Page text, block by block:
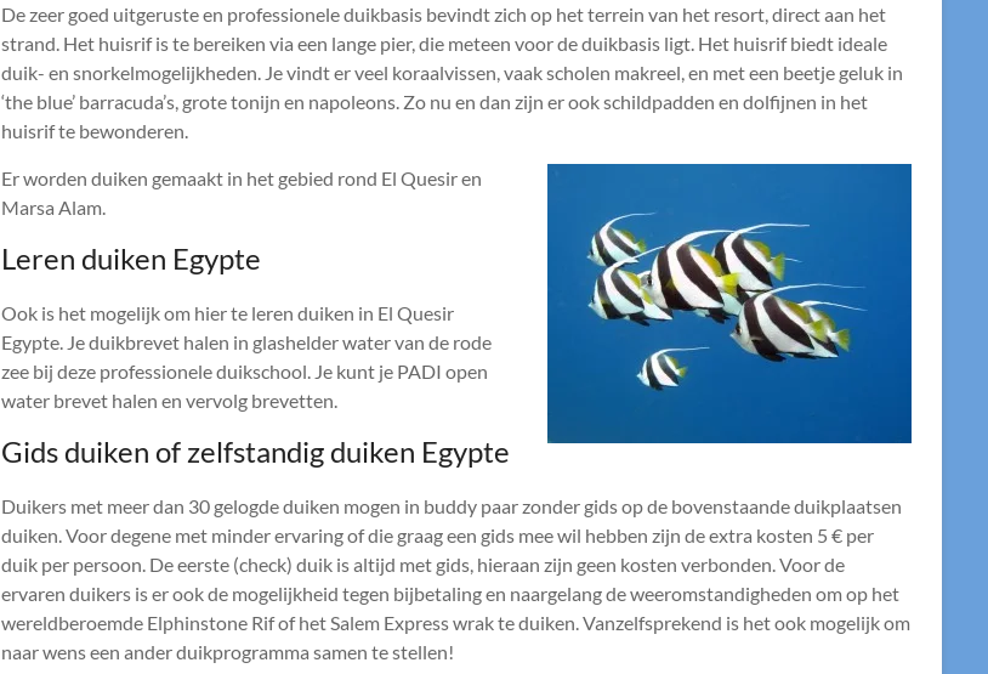
De zeer goed uitgeruste en professionele duikbasis bevindt zich op het terrein van het resort, direct aan het
strand. Het huisrif is te bereiken via een lange pier, die meteen voor de duikbasis ligt. Het huisrif biedt ideale
duik- en snorkelmogelijkheden. Je vindt er veel koraalvissen, vaak scholen makreel, en met een beetje geluk in
‘the blue’ barracuda’s, grote tonijn en napoleons. Zo nu en dan zijn er ook schildpadden en dolfijnen in het
huisrif te bewonderen.
Er worden duiken gemaakt in het gebied rond El Quesir en
Marsa Alam.
Leren duiken Egypte
Ook is het mogelijk om hier te leren duiken in El Quesir
Egypte. Je duikbrevet halen in glashelder water van de rode
zee bij deze professionele duikschool. Je kunt je PADI open
water brevet halen en vervolg brevetten.
Gids duiken of zelfstandig duiken Egypte
Duikers met meer dan 30 gelogde duiken mogen in buddy paar zonder gids op de bovenstaande duikplaatsen
duiken. Voor degene met minder ervaring of die graag een gids mee wil hebben zijn de extra kosten 5 € per
duik per persoon. De eerste (check) duik is altijd met gids, hieraan zijn geen kosten verbonden. Voor de
ervaren duikers is er ook de mogelijkheid tegen bijbetaling en naargelang de weeromstandigheden om op het
wereldberoemde Elphinstone Rif of het Salem Express wrak te duiken. Vanzelfsprekend is het ook mogelijk om
naar wens een ander duikprogramma samen te stellen!